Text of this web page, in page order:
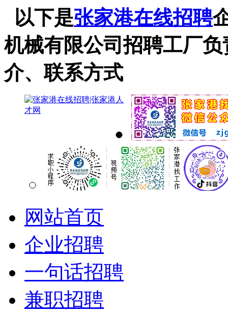
以下是张家港在线招聘
机械有限公司招聘工厂
介、联系方式
网站首页
企业招聘
一句话招聘
兼职招聘